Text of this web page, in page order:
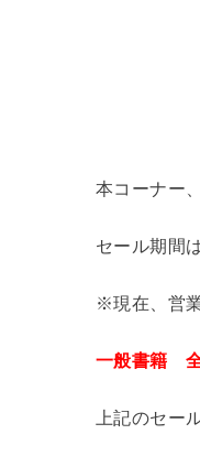
本コーナー
セール期間
※現在、営
一般書籍
上記のセー